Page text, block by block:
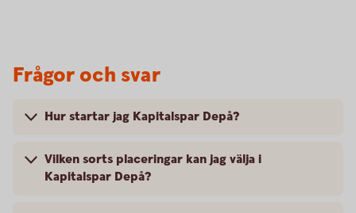
Frågor och svar
Hur startar jag Kapitalspar Depå?
Vilken sorts placeringar kan jag välja i
Kapitalspar Depå?